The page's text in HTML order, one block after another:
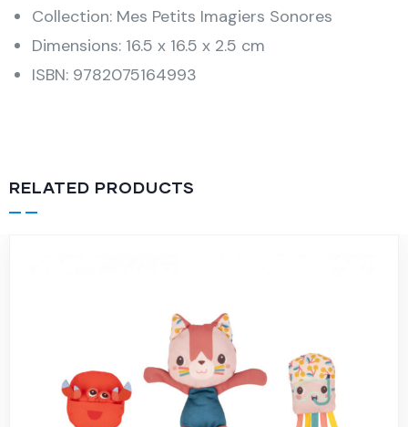
Collection: Mes Petits Imagiers Sonores
Dimensions: 16.5 x 16.5 x 2.5 cm
ISBN: 9782075164993
RELATED PRODUCTS